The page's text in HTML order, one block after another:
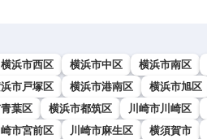
横浜市西区 横浜市中区 横浜市南区
市戸塚区 横浜市港南区 横浜市旭区
葉区 横浜市都筑区 川崎市川崎区
市宮前区 川崎市麻生区 横須賀市